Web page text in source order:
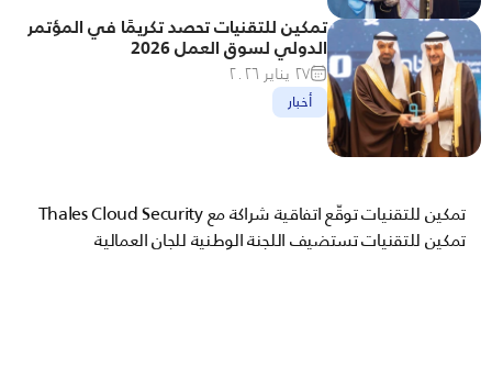
أخبار
٢٧ يناير ٢٠٢٦
الدولي لسوق العمل 2026
تمكين للتقنيات توقّع اتفاقية شراكة مع Thales Cloud Security
تمكين للتقنيات تستضيف اللجنة الوطنية للجان العمالية